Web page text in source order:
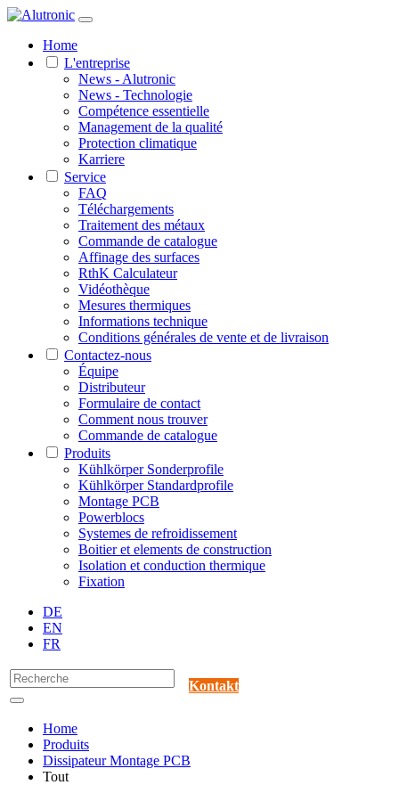
Home
L'entreprise
News - Alutronic
News - Technologie
Compétence essentielle
Management de la qualité
Protection climatique
Karriere
Service
FAQ
Téléchargements
Traitement des métaux
Commande de catalogue
Affinage des surfaces
RthK Calculateur
Vidéothèque
Mesures thermiques
Informations technique
Conditions générales de vente et de livraison
Contactez-nous
Équipe
Distributeur
Formulaire de contact
Comment nous trouver
Commande de catalogue
Produits
Kühlkörper Sonderprofile
Kühlkörper Standardprofile
Montage PCB
Powerblocs
Systemes de refroidissement
Boitier et elements de construction
Isolation et conduction thermique
Fixation
DE
EN
FR
Kontakt
Home
Produits
Dissipateur Montage PCB
Tout